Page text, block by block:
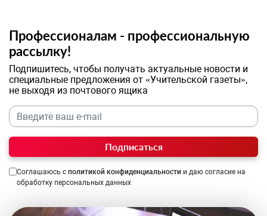
Профессионалам - профессиональную
рассылку!
Подпишитесь, чтобы получать актуальные новости и
специальные предложения от «Учительской газеты»,
не выходя из почтового ящика
Подписаться
Соглашаюсь с политикой конфиденциальности и даю согласие на
обработку персональных данных